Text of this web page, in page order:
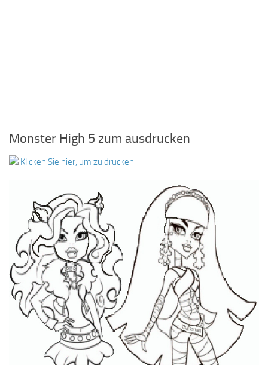
Monster High 5 zum ausdrucken
Klicken Sie hier, um zu drucken